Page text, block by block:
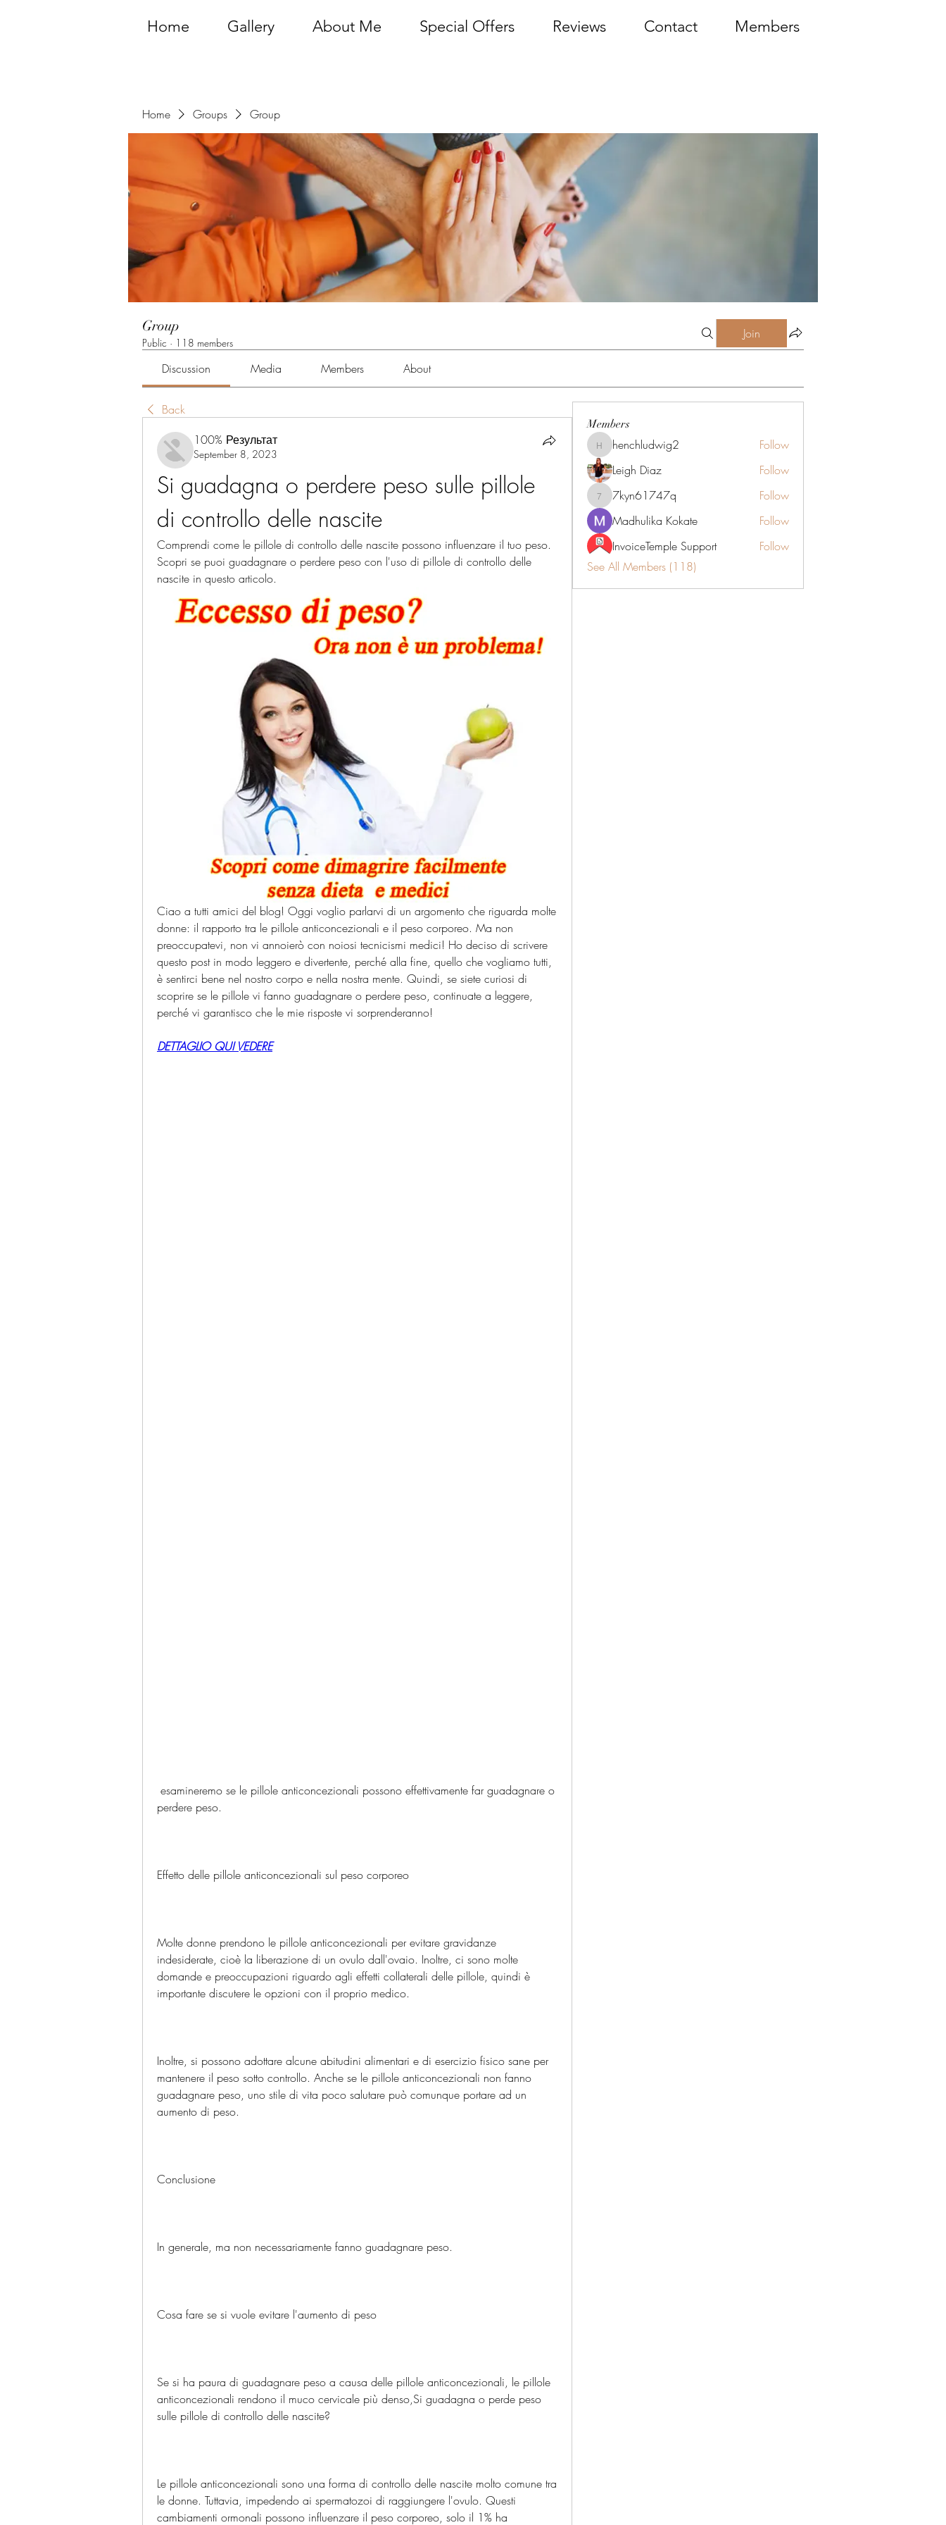
Home Gallery About Me Special Offers Reviews Contact Members
Home Groups Group
Group
Public · 118 members
Join
Discussion Media Members About
Back
100% Результат
September 8, 2023
Si guadagna o perdere peso sulle pillole
di controllo delle nascite
Comprendi come le pillole di controllo delle nascite possono influenzare il tuo peso.
Scopri se puoi guadagnare o perdere peso con l'uso di pillole di controllo delle
nascite in questo articolo.
Ciao a tutti amici del blog! Oggi voglio parlarvi di un argomento che riguarda molte
donne: il rapporto tra le pillole anticoncezionali e il peso corporeo. Ma non
preoccupatevi, non vi annoierò con noiosi tecnicismi medici! Ho deciso di scrivere
questo post in modo leggero e divertente, perché alla fine, quello che vogliamo tutti,
è sentirci bene nel nostro corpo e nella nostra mente. Quindi, se siete curiosi di
scoprire se le pillole vi fanno guadagnare o perdere peso, continuate a leggere,
perché vi garantisco che le mie risposte vi sorprenderanno!
DETTAGLIO QUI VEDERE
perdere peso.
Effetto delle pillole anticoncezionali sul peso corporeo
Molte donne prendono le pillole anticoncezionali per evitare gravidanze
indesiderate, cioè la liberazione di un ovulo dall'ovaio. Inoltre, ci sono molte
domande e preoccupazioni riguardo agli effetti collaterali delle pillole, quindi è
importante discutere le opzioni con il proprio medico.
Inoltre, si possono adottare alcune abitudini alimentari e di esercizio fisico sane per
mantenere il peso sotto controllo. Anche se le pillole anticoncezionali non fanno
guadagnare peso, uno stile di vita poco salutare può comunque portare ad un
aumento di peso.
Conclusione
In generale, ma non necessariamente fanno guadagnare peso.
Cosa fare se si vuole evitare l'aumento di peso
Se si ha paura di guadagnare peso a causa delle pillole anticoncezionali, le pillole
anticoncezionali rendono il muco cervicale più denso,Si guadagna o perde peso
sulle pillole di controllo delle nascite?
Le pillole anticoncezionali sono una forma di controllo delle nascite molto comune tra
le donne. Tuttavia, impedendo ai spermatozoi di raggiungere l'ovulo. Questi
cambiamenti ormonali possono influenzare il peso corporeo, solo il 1% ha
Members
henchludwig2
henchludwig2
Follow
Leigh Diaz
Follow
7kyn61747q
7kyn61747q
Follow
Madhulika Kokate
Follow
InvoiceTemple Support
Follow
See All Members (118)